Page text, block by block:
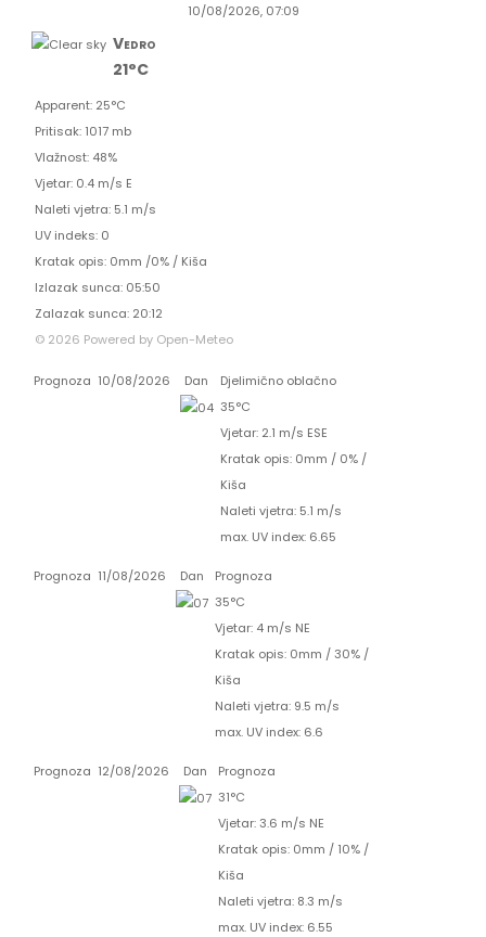
10/08/2026, 07:09
Vedro
21°C
Apparent: 25°C
Pritisak: 1017 mb
Vlažnost: 48%
Vjetar: 0.4 m/s E
Naleti vjetra: 5.1 m/s
UV indeks: 0
Kratak opis: 0mm /0%/ Kiša
Izlazak sunca: 05:50
Zalazak sunca: 20:12
© 2026 Powered by Open-Meteo
Prognoza 10/08/2026 Dan
Djelimično oblačno
35°C
Vjetar: 2.1 m/s ESE
Kratak opis: 0mm / 0%/
Kiša
Naleti vjetra: 5.1 m/s
max. UV index: 6.65
Prognoza 11/08/2026 Dan
Prognoza
35°C
Vjetar: 4 m/s NE
Kratak opis: 0mm /30%/
Kiša
Naleti vjetra: 9.5 m/s
max. UV index: 6.6
Prognoza 12/08/2026 Dan
Prognoza
31°C
Vjetar: 3.6 m/s NE
Kratak opis: 0mm / 10%/
Kiša
Naleti vjetra: 8.3 m/s
max. UV index: 6.55